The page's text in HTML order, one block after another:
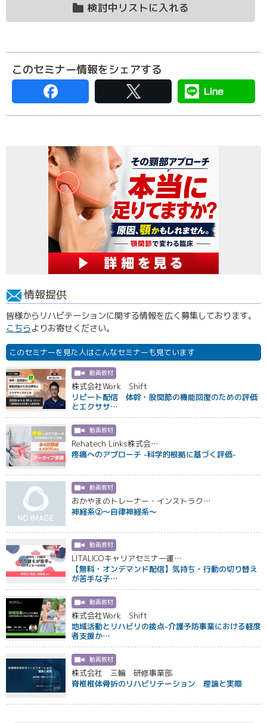
検討中リストに入れる
このセミナー情報をシェアする
情報提供
皆様からリハビテーションに関する情報を広く募集しております。
こちらよりお寄せください。
このセミナーを見た人はこんなセミナーも見ています
動画教材
株式会社Work Shift
リピート配信 体幹・股関節の機能回復のための評価
とエクササ…
動画教材
Rehatech Links株式会…
疼痛へのアプローチ -科学的根拠に基づく評価-
動画教材
おかやまのトレーナー・インストラク…
神経系②〜自律神経系〜
動画教材
LITALICOキャリアセミナー運…
【無料・オンデマンド配信】気持ち・行動の切り替え
が苦手な子…
動画教材
株式会社Work Shift
地域活動とリハビリの接点-介護予防事業における軽度
者支援か…
動画教材
株式会社 三輪 研修事業部
脊椎椎体骨折のリハビリテーション 理論と実際